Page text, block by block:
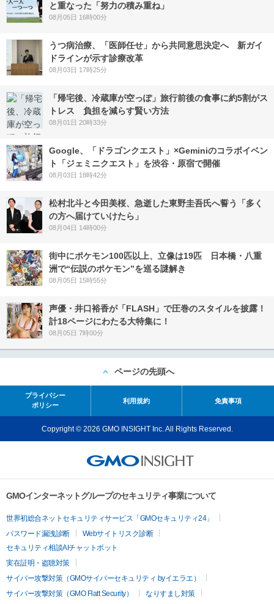
と重なった「努力の積み重ね」
08月05日 16時00分
うつ病治療、「医師任せ」から共同意思決定へ 新ガイ
ドラインが示す診療改革
08月03日 17時25分
「帰宅後、冷蔵庫が空っぽ」旅行前後の食事に約5割がス
トレス 負担を減らす賢い方法
08月01日 20時33分
Google、「ドラゴンクエスト」×Geminiのコラボイベン
ト「ジェミニクエスト」を渋谷・原宿で開催
08月03日 18時42分
松村北斗と今田美桜、急逝した東野圭吾氏へ誓う「多く
の方へ届けていけたら」
08月04日 14時00分
街中にポケモン100匹以上、立像は19匹 日本橋・八重
洲で“伝説のポケモン”を巡る謎解き
08月05日 15時55分
声優・井口裕香が「FLASH」で圧巻のスタイルを披露！
計18ページにわたる大特集に！
08月05日 7時00分
ページの先頭へ
プライバシー
ポリシー
利用規約 免責事項
Copyright © 2026 GMO INSIGHT Inc. All Rights Reserved.
GMOインターネットグループのセキュリティ事業について
世界初総合ネットセキュリティサービス「GMOセキュリティ24」
パスワード漏洩診断
Webサイトリスク診断
セキュリティ相談AIチャットボット
実在証明・盗聴対策
サイバー攻撃対策（GMOサイバーセキュリティ byイエラエ）
サイバー攻撃対策（GMO Flatt Security）
なりすまし対策